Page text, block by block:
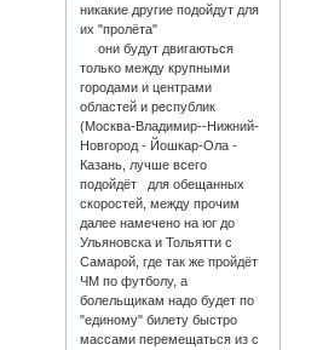
никакие другие подойдут для
их "пролёта"
они будут двигаються
только между крупными
городами и центрами
областей и республик
(Москва-Владимир--Нижний-
Новгород - Йошкар-Ола -
Казань, лучше всего
подойдёт для обещанных
скоростей, между прочим
далее намечено на юг до
Ульяновска и Тольятти с
Самарой, где так же пройдёт
ЧМ по футболу, а
болельщикам надо будет по
"единому" билету быстро
массами перемещаться из с